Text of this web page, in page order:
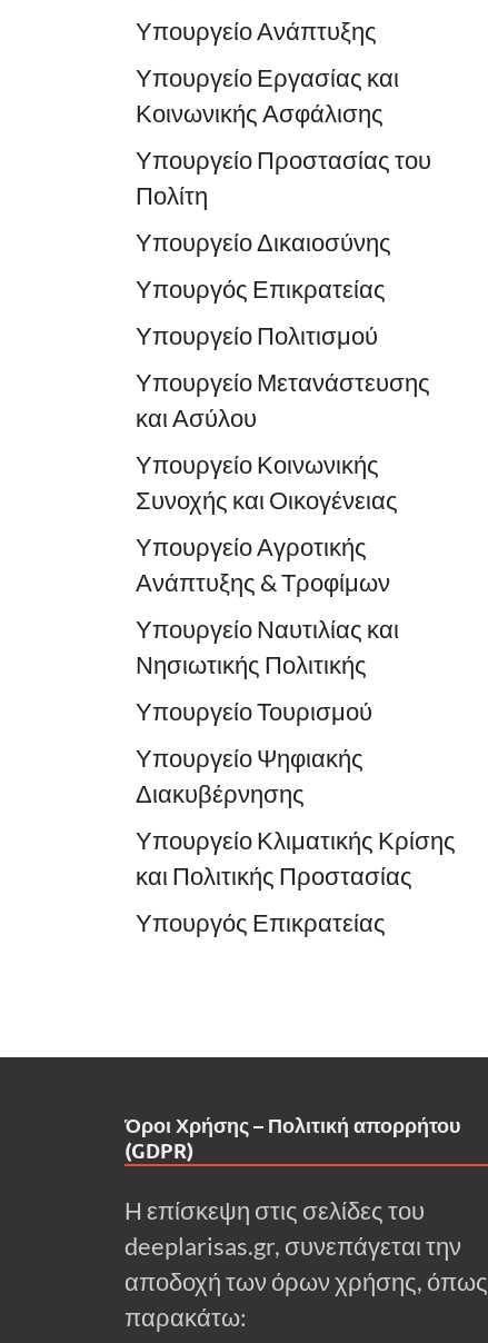
Υπουργείο Ανάπτυξης
Υπουργείο Εργασίας και
Κοινωνικής Ασφάλισης
Υπουργείο Προστασίας του
Πολίτη
Υπουργείο Δικαιοσύνης
Υπουργός Επικρατείας
Υπουργείο Πολιτισμού
Υπουργείο Μετανάστευσης
και Ασύλου
Υπουργείο Κοινωνικής
Συνοχής και Οικογένειας
Υπουργείο Αγροτικής
Ανάπτυξης & Τροφίμων
Υπουργείο Ναυτιλίας και
Νησιωτικής Πολιτικής
Υπουργείο Τουρισμού
Υπουργείο Ψηφιακής
Διακυβέρνησης
Υπουργείο Κλιματικής Κρίσης
και Πολιτικής Προστασίας
Υπουργός Επικρατείας
Όροι Χρήσης – Πολιτική απορρήτου
(GDPR)
Η επίσκεψη στις σελίδες του
deeplarisas.gr, συνεπάγεται την
αποδοχή των όρων χρήσης, όπως
παρακάτω: